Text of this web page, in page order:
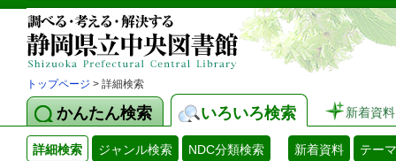
トップページ > 詳細検索
かんたん検索 いろいろ検索 新着資料
詳細検索 ジャンル検索 NDC分類検索 新着資料 テー